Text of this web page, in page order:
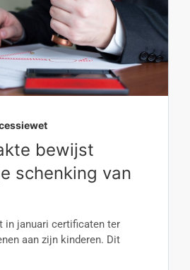
bewijst
schenking van
in januari certificaten ter
aan zijn kinderen. Dit